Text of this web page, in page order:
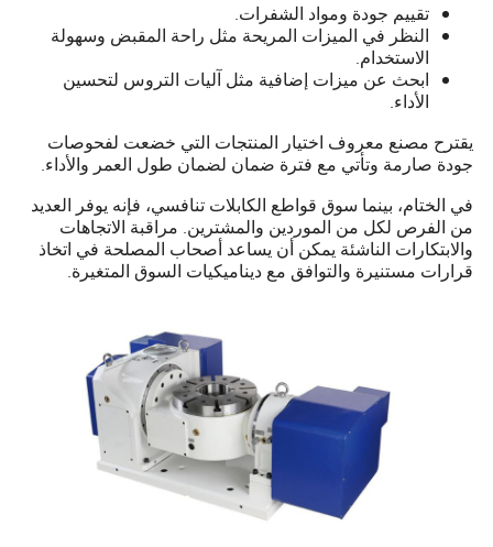
تقييم جودة ومواد الشفرات.
النظر في الميزات المريحة مثل راحة المقبض وسهولة
الاستخدام.
ابحث عن ميزات إضافية مثل آليات التروس لتحسين
الأداء.
يقترح مصنع معروف اختيار المنتجات التي خضعت لفحوصات
جودة صارمة وتأتي مع فترة ضمان لضمان طول العمر والأداء.
في الختام، بينما سوق قواطع الكابلات تنافسي، فإنه يوفر العديد
من الفرص لكل من الموردين والمشترين. مراقبة الاتجاهات
والابتكارات الناشئة يمكن أن يساعد أصحاب المصلحة في اتخاذ
قرارات مستنيرة والتوافق مع ديناميكيات السوق المتغيرة.